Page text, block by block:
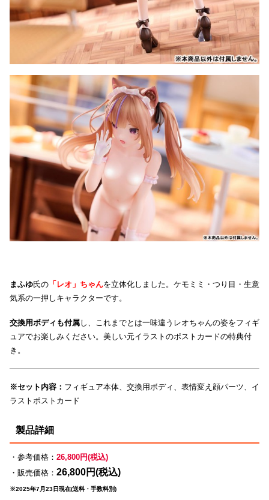
まふゆ氏の 「レオ」ちゃんを立体化しました。ケモミミ・つり目・生意
気系の一押しキャラクターです。
交換用ボディも付属し、これまでとは一味違うレオちゃんの姿をフィギ
ュアでお楽しみください。美しい元イラストのポストカードの特典付
き。
※セット内容： フィギュア本体、交換用ボディ、表情変え顔パーツ、イ
ラストポストカード
製品詳細
・参考価格： 26,800円(税込)
・販売価格： 26,800円(税込)
※2025年7月23日現在(送料・手数料別)